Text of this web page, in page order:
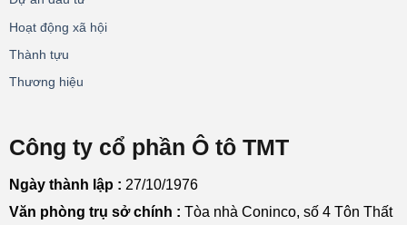
Hoạt động xã hội
Thành tựu
Thương hiệu
Công ty cổ phần Ô tô TMT
Ngày thành lập : 27/10/1976
Văn phòng trụ sở chính : Tòa nhà Coninco, số 4 Tôn Thất